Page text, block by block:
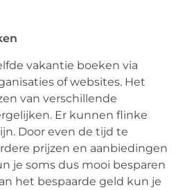
vakantie boeken via
of websites. Het
van verschillende
Er kunnen flinke
Door even de tijd te
prijzen en aanbiedingen
je soms dus mooi besparen
het bespaarde geld kun je